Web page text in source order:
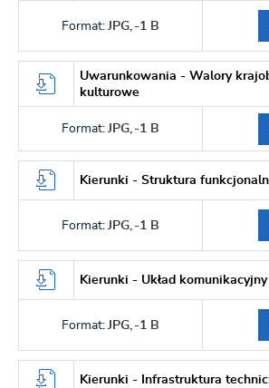
Format: JPG, -1 B
Uwarunkowania - Walory
kulturowe
Format: JPG, -1 B
Kierunki - Struktura
Format: JPG, -1 B
Kierunki - Układ komunikacyjny
Format: JPG, -1 B
Kierunki - Infrastruktura